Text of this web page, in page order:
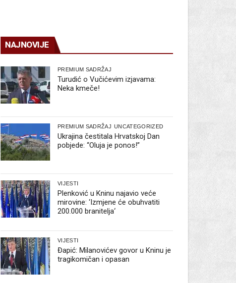
NAJNOVIJE
PREMIUM SADRŽAJ
Turudić o Vučićevim izjavama:
Neka kmeče!
PREMIUM SADRŽAJ UNCATEGORIZED
Ukrajina čestitala Hrvatskoj Dan
pobjede: “Oluja je ponos!”
VIJESTI
Plenković u Kninu najavio veće
mirovine: ‘Izmjene će obuhvatiti
200.000 branitelja‘
VIJESTI
Đapić: Milanovićev govor u Kninu je
tragikomičan i opasan